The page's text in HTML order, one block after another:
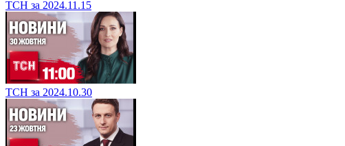
ТСН за 2024.11.15
ТСН за 2024.10.30